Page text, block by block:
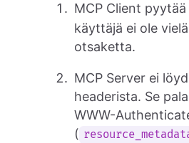
MCP Client
käyttäjä ei ole
otsaketta.
MCP Server ei
headerista. Se
WWW-
(